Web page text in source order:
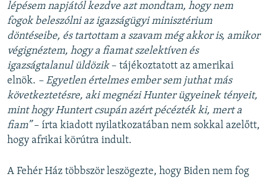
lépésem napjától kezdve azt mondtam, hogy nem
fogok beleszólni az igazságügyi minisztérium
döntéseibe, és tartottam a szavam még akkor is, amikor
végignéztem, hogy a fiamat szelektíven és
igazságtalanul üldözik– tájékoztatott az amerikai
elnök. – Egyetlen értelmes ember sem juthat más
következtetésre, aki megnézi Hunter ügyeinek tényeit,
mint hogy Huntert csupán azért pécézték ki, mert a
fiam”– írta kiadott nyilatkozatában nem sokkal azelőtt,
hogy afrikai körútra indult.
A Fehér Ház többször leszögezte, hogy Biden nem fog